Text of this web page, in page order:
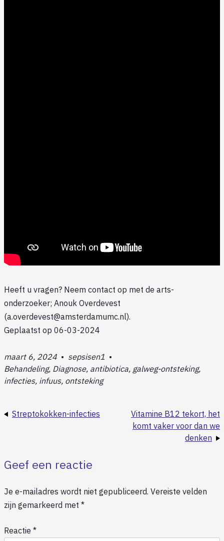
Heeft u vragen? Neem contact op met de arts-
onderzoeker; Anouk Overdevest
(a.overdevest@amsterdamumc.nl).
Geplaatst op 06-03-2024
maart 6, 2024 • sepsisen1 •
Behandeling, Diagnose, antibiotica, galweg-ontsteking,
infecties, infuus, ontsteking
Streptokokken-infecties
Vitamine B12 tekort, het
komt vaker voor dan we
denken
Geef een reactie
Je e-mailadres wordt niet gepubliceerd. Vereiste velden
zijn gemarkeerd met *
Reactie *